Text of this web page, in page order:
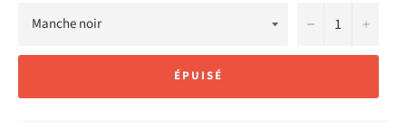
− +
ÉPUISÉ